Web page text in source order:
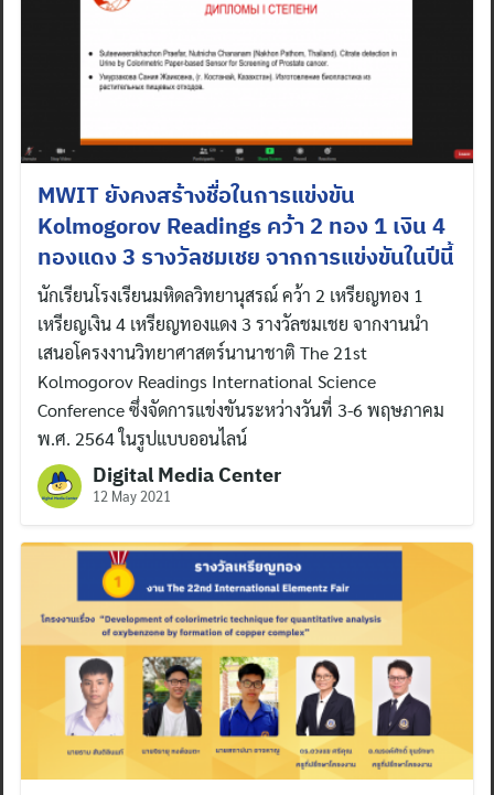
MWIT ยังคงสร้างชื่อในการแข่งขัน
Kolmogorov Readings คว้า 2 ทอง 1 เงิน 4
ทองแดง 3 รางวัลชมเชย จากการแข่งขันในปีนี้
นักเรียนโรงเรียนมหิดลวิทยานุสรณ์ คว้า 2 เหรียญทอง 1
เหรียญเงิน 4 เหรียญทองแดง 3 รางวัลชมเชย จากงานนำ
เสนอโครงงานวิทยาศาสตร์นานาชาติ The 21st
Kolmogorov Readings International Science
Conference ซึ่งจัดการแข่งขันระหว่างวันที่ 3-6 พฤษภาคม
พ.ศ. 2564 ในรูปแบบออนไลน์
Digital Media Center
12 May 2021